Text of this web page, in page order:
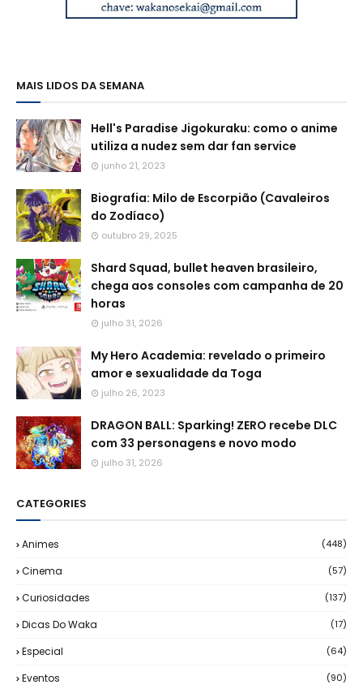
MAIS LIDOS DA SEMANA
Hell's Paradise Jigokuraku: como o anime
utiliza a nudez sem dar fan service
junho 21, 2023
Biografia: Milo de Escorpião (Cavaleiros
do Zodíaco)
outubro 29, 2025
Shard Squad, bullet heaven brasileiro,
chega aos consoles com campanha de 20
horas
julho 31, 2026
My Hero Academia: revelado o primeiro
amor e sexualidade da Toga
julho 26, 2023
DRAGON BALL: Sparking! ZERO recebe DLC
com 33 personagens e novo modo
julho 31, 2026
CATEGORIES
Animes (448)
Cinema (57)
Curiosidades (137)
Dicas Do Waka (17)
Especial (64)
Eventos (90)